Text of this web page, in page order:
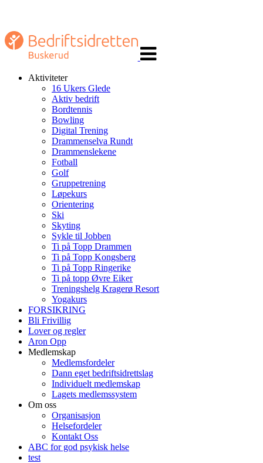
navigasjon
Aktiviteter
16 Ukers Glede
Aktiv bedrift
Bordtennis
Bowling
Digital Trening
Drammenselva Rundt
Drammenslekene
Fotball
Golf
Gruppetrening
Løpekurs
Orientering
Ski
Skyting
Sykle til Jobben
Ti på Topp Drammen
Ti på Topp Kongsberg
Ti på Topp Ringerike
Ti på topp Øvre Eiker
Treningshelg Kragerø Resort
Yogakurs
FORSIKRING
Bli Frivillig
Lover og regler
Aron Opp
Medlemskap
Medlemsfordeler
Dann eget bedriftsidrettslag
Individuelt medlemskap
Lagets medlemssystem
Om oss
Organisasjon
Helsefordeler
Kontakt Oss
ABC for god psykisk helse
test